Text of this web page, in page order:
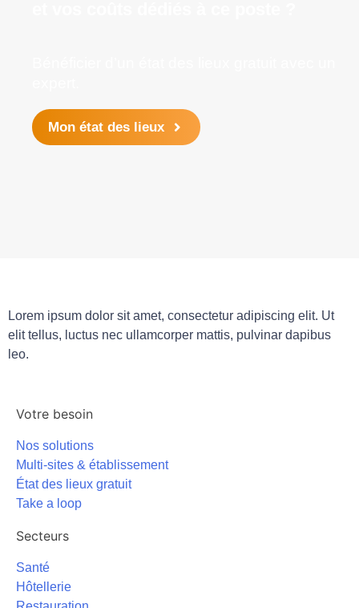
Mon état des lieux
Lorem ipsum dolor sit amet, consectetur adipiscing elit. Ut
elit tellus, luctus nec ullamcorper mattis, pulvinar dapibus
leo.
Votre besoin
Nos solutions
Multi-sites & établissement
État des lieux gratuit
Take a loop
Secteurs
Santé
Hôtellerie